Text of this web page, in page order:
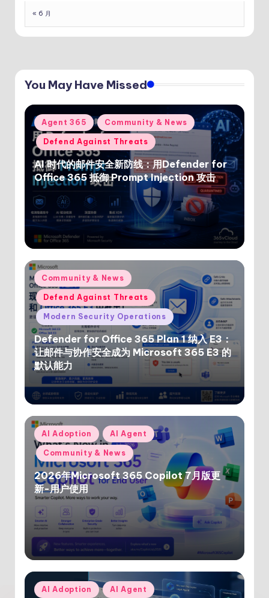
« 6 月
You May Have Missed
Posted
in
Agent 365 Community & News
Defend Against Threats
AI 时代的邮件安全新防线：用Defender for
Office 365 抵御 Prompt Injection 攻击
Posted
in
Community & News
Defend Against Threats
Modern Security Operations
Defender for Office 365 Plan 1 纳入 E3：
让邮件与协作安全成为 Microsoft 365 E3 的
默认能力
Posted
in
AI Adoption AI Agent
Community & News
2026年Microsoft 365 Copilot 7月版更
新-用户使用
Posted
AI Adoption AI Agent